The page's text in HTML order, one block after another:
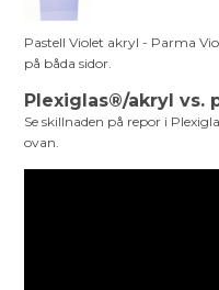
Pastell Violet akryl - Parma
på båda sidor.
Plexiglas®/akryl vs.
Se skillnaden på repor i
ovan.